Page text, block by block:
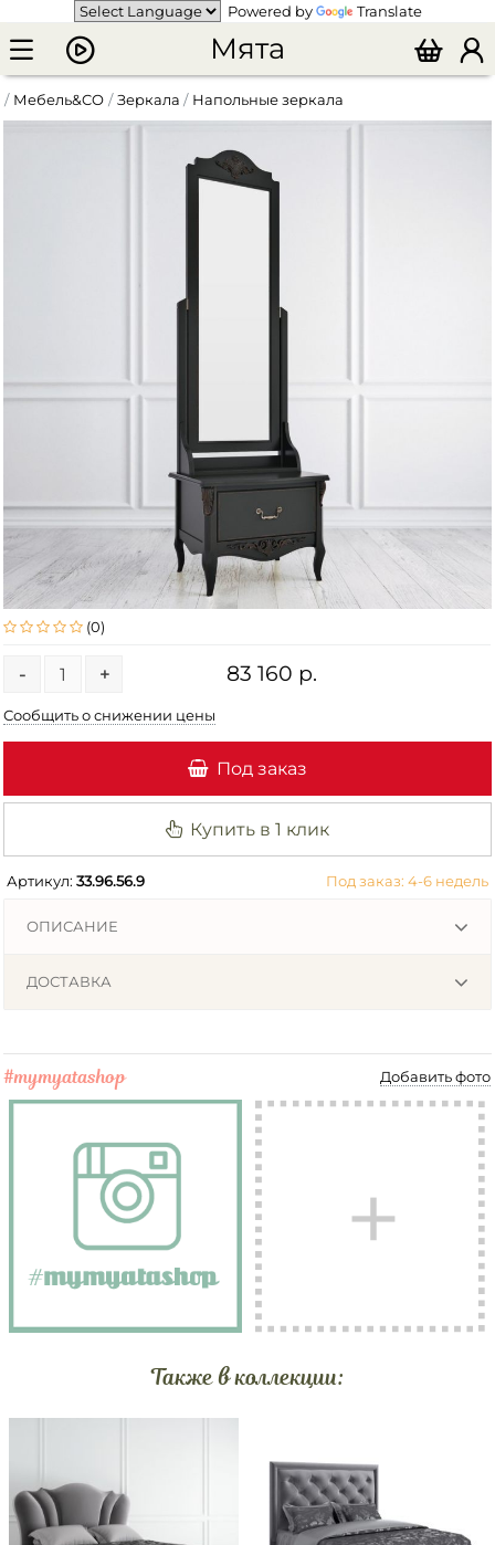
Powered by Translate
Мята
Мебель&CO Зеркала
Напольные зеркала
Напольное зеркало "Nuit"
(0)
- + 83 160 р.
Сообщить о снижении цены
Под заказ
Купить в 1 клик
Артикул:33.96.56.9 Под заказ: 4-6 недель
ОПИСАНИЕ
ДОСТАВКА
#mymyatashop Добавить фото
Также в коллекции: